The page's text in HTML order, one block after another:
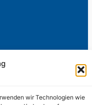
wir Technologien wie